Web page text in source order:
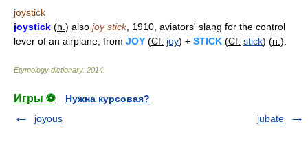
joystick
joystick (n. ) also joy stick, 1910, aviators' slang for the control
lever of an airplane, from JOY (Cf. joy) + STICK (Cf. stick) (n. ).
Etymology dictionary. 2014
Игры ⚽
Нужна курсовая?
joyous
jubate